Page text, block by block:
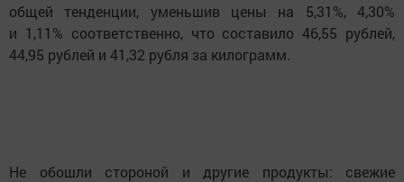
общей тенденции, уменьшив цены на 5,31%, 4,30%
и 1,11% соответственно, что составило 46,55 рублей,
44,95 рублей и 41,32 рубля за килограмм.
Не обошли стороной и другие продукты: свежие